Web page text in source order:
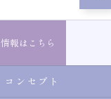
報はこちら
コンセプト